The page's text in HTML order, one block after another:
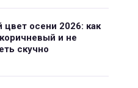
осени 2026: как
и не
скучно